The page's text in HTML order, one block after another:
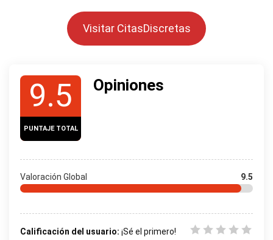
Visitar CitasDiscretas
9.5
PUNTAJE TOTAL
Opiniones
Valoración Global 9.5
Calificación del usuario: ¡Sé el primero!